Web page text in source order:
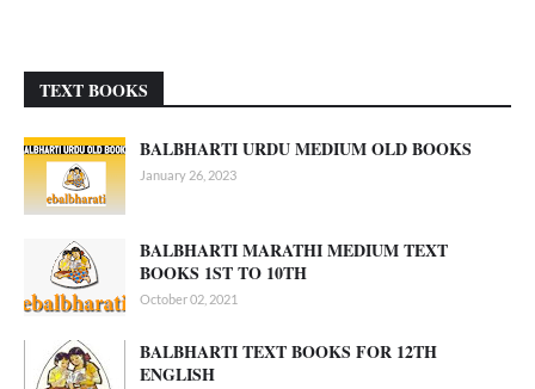
TEXT BOOKS
BALBHARTI URDU MEDIUM OLD BOOKS
January 26, 2023
BALBHARTI MARATHI MEDIUM TEXT
BOOKS 1ST TO 10TH
October 02, 2021
BALBHARTI TEXT BOOKS FOR 12TH
ENGLISH